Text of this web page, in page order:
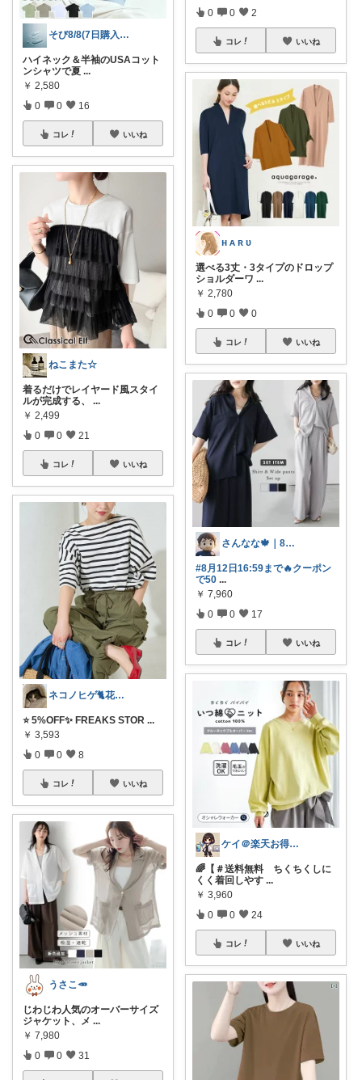
そび8/8(7日購入感謝です末広がり㊗
ハイネック＆半袖のUSAコット
ンシャツで夏 ...
￥ 2,580
0 0 16
コレ いいね
ねこまた☆
着るだけでレイヤード風スタイ
ルが完成する、
...
￥ 2,499
0 0 21
コレ いいね
ネコノヒゲ🐈花好きオタクの庭🪴
⭐️ 5%OFF✨ FREAKS STOR ...
￥ 3,593
0 0 8
コレ いいね
うさこ🥕
じわじわ人気のオーバーサイズ
ジャケット、メ ...
￥ 7,980
0 0 31
0 0 2
コレ いいね
ʜ ᴀ ʀ ᴜ
選べる3丈・3タイプのドロップ
ショルダーワ ...
￥ 2,780
0 0 0
コレ いいね
さんなな🍁｜8月朝コレチャレンジ🌞
#8月12日16:59まで🔥クーポン
で50 ...
￥ 7,960
0 0 17
コレ いいね
ケイ＠楽天お得生活
🌈【＃送料無料 ちくちくしに
くく着回しやす ...
￥ 3,960
0 0 24
コレ いいね